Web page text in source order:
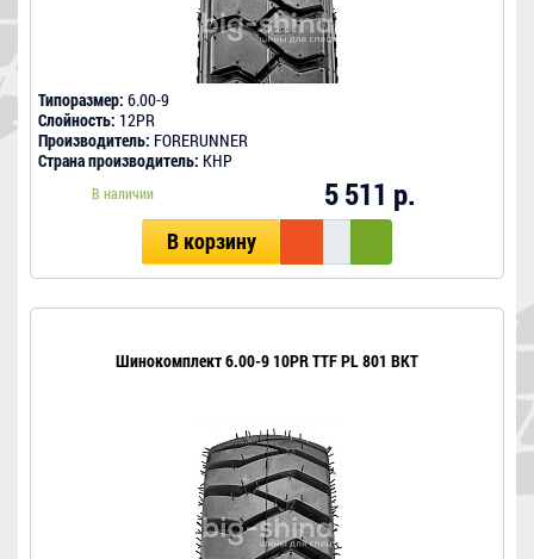
Типоразмер: 6.00-9
Слойность: 12PR
Производитель: FORERUNNER
Страна производитель: КНР
В наличии 5 511 р.
В корзину
Шинокомплект 6.00-9 10PR TTF PL 801 BKT